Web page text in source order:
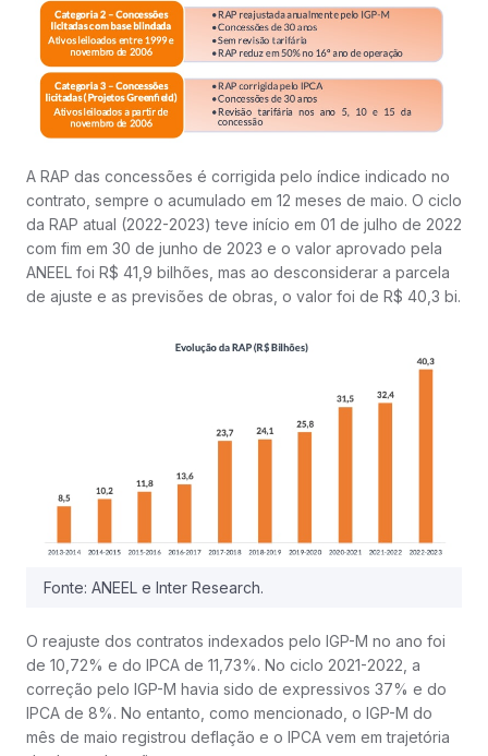
A RAP das concessões é corrigida pelo índice indicado no
contrato, sempre o acumulado em 12 meses de maio. O ciclo
da RAP atual (2022-2023) teve início em 01 de julho de 2022
com fim em 30 de junho de 2023 e o valor aprovado pela
ANEEL foi R$ 41,9 bilhões, mas ao desconsiderar a parcela
de ajuste e as previsões de obras, o valor foi de R$ 40,3 bi.
Fonte: ANEEL e Inter Research.
O reajuste dos contratos indexados pelo IGP-M no ano foi
de 10,72% e do IPCA de 11,73%. No ciclo 2021-2022, a
correção pelo IGP-M havia sido de expressivos 37% e do
IPCA de 8%. No entanto, como mencionado, o IGP-M do
mês de maio registrou deflação e o IPCA vem em trajetória